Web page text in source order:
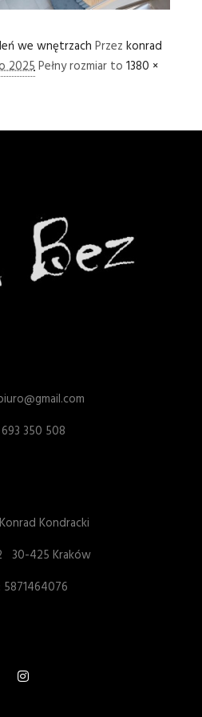
we wnętrzach Przez konrad
2025Pełny rozmiar to 1380 ×
350 508
Kondracki
30-425 Kraków
5871464076